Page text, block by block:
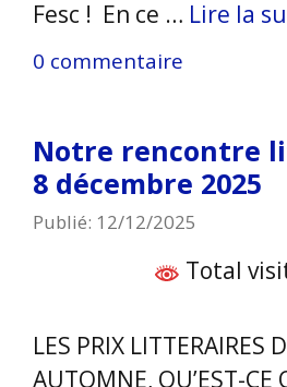
Fesc ! En ce … Lire la
0 commentaire
Notre rencontre
8 décembre 2025
Publié: 12/12/2025
Total
LES PRIX LITTERAIRES
AUTOMNE, QU’EST-CE